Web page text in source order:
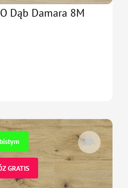
Dąb Damara 8M
GRATIS